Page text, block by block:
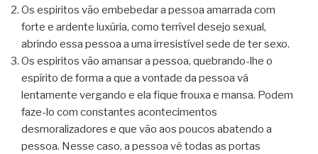
Os espiritos vão embebedar a pessoa amarrada com
forte e ardente luxúria, como terrível desejo sexual,
abrindo essa pessoa a uma irresistível sede de ter sexo.
Os espiritos vão amansar a pessoa, quebrando-lhe o
espírito de forma a que a vontade da pessoa vá
lentamente vergando e ela fique frouxa e mansa. Podem
faze-lo com constantes acontecimentos
desmoralizadores e que vão aos poucos abatendo a
pessoa. Nesse caso, a pessoa vê todas as portas